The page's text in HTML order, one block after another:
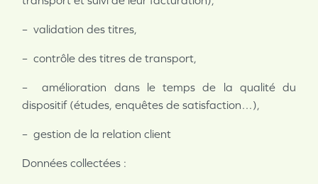
– validation des titres,
– contrôle des titres de transport,
– amélioration dans le temps de la qualité du
dispositif (études, enquêtes de satisfaction…),
– gestion de la relation client
Données collectées :